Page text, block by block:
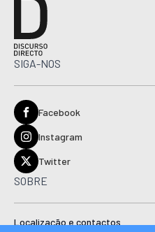
SIGA-NOS
Facebook
Instagram
Twitter
SOBRE
Localização e contactos